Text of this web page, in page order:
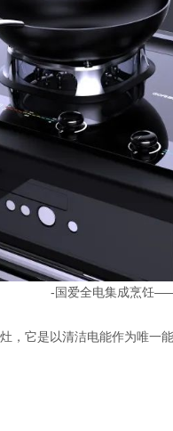
-国爱全电集成烹饪
，它是以清洁电能作为唯